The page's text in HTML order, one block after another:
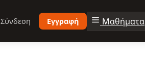
Σύνδεση Εγγραφή Μαθήματα